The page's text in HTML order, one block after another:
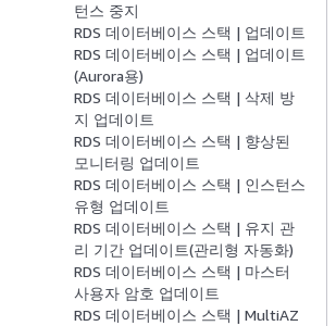
턴스 중지
RDS 데이터베이스 스택 | 업데이트
RDS 데이터베이스 스택 | 업데이트
(Aurora용)
RDS 데이터베이스 스택 | 삭제 방
지 업데이트
RDS 데이터베이스 스택 | 향상된
모니터링 업데이트
RDS 데이터베이스 스택 | 인스턴스
유형 업데이트
RDS 데이터베이스 스택 | 유지 관
리 기간 업데이트(관리형 자동화)
RDS 데이터베이스 스택 | 마스터
사용자 암호 업데이트
RDS 데이터베이스 스택 | MultiAZ